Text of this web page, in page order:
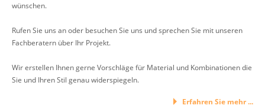
wünschen.
Rufen Sie uns an oder besuchen Sie uns und sprechen Sie mit unseren
Fachberatern über Ihr Projekt.
Wir erstellen Ihnen gerne Vorschläge für Material und Kombinationen die
Sie und Ihren Stil genau widerspiegeln.
Erfahren Sie mehr ...